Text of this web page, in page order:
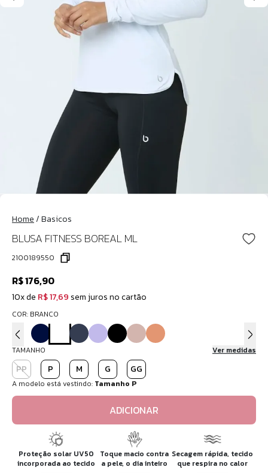
Home/Basicos
BLUSA FITNESS BOREAL ML
2100189550
R$ 176,90
10x de R$ 17,69 sem juros no cartão
COR: BRANCO
TAMANHO Ver medidas
PP P M G GG
A modelo está vestindo: Tamanho P
ADICIONAR
Proteção solar UV50
incorporada ao tecido
Toque macio contra
a pele, o dia inteiro
Secagem rápida, tecido
que respira no calor